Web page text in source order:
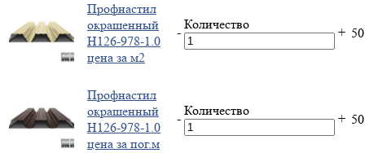
Профнастил
окрашенный
Н126-978-1.0
цена за м2
-
Количество
+
Профнастил
окрашенный
Н126-978-1.0
цена за пог.м
-
Количество
+